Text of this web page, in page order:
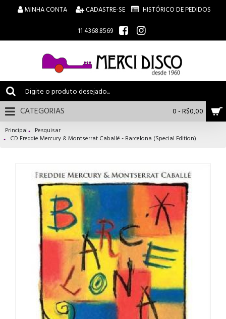
MINHA CONTA CADASTRE-SE
HISTÓRICO DE PEDIDOS
11 4368.8569
0 - R$0,00
CATEGORIAS
Principal
Pesquisar
CD Freddie Mercury & Montserrat Caballé - Barcelona (Special Edition)